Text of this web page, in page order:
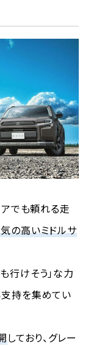
でも頼れる走
の高いミドルサ
行けそう」な力
持を集めてい
しており、グレー